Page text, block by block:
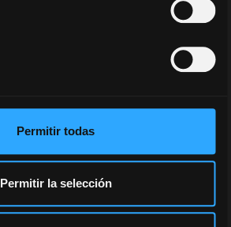
Permitir todas
Permitir la selección
A nossa força
torna-se a
sua: